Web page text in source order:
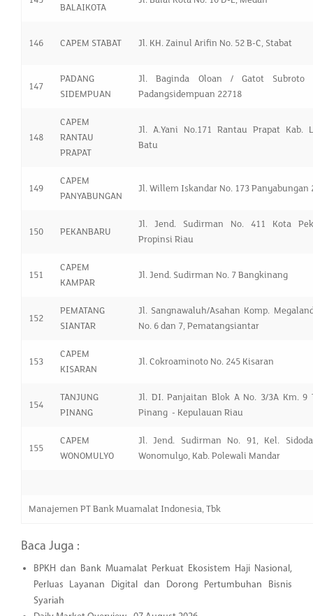
BALAIKOTA
146 CAPEM STABAT Jl. KH. Zainul Arifin No. 52 B-C, Stabat
147
PADANG
SIDEMPUAN
Jl. Baginda Oloan / Gatot Subroto
Padangsidempuan 22718
148
CAPEM
RANTAU
PRAPAT
Jl. A.Yani No.171 Rantau Prapat Kab.
Batu
149
CAPEM
PANYABUNGAN
Jl. Willem Iskandar No. 173 Panyabungan
150 PEKANBARU
Jl. Jend. Sudirman No. 411 Kota
Propinsi Riau
151
CAPEM
KAMPAR
Jl. Jend. Sudirman No. 7 Bangkinang
152
PEMATANG
SIANTAR
Jl. Sangnawaluh/Asahan Komp.
No. 6 dan 7, Pematangsiantar
153
CAPEM
KISARAN
Jl. Cokroaminoto No. 245 Kisaran
154
TANJUNG
PINANG
Jl. DI. Panjaitan Blok A No. 3/3A Km. 9
Pinang - Kepulauan Riau
155
CAPEM
WONOMULYO
Jl. Jend. Sudirman No. 91, Kel.
Wonomulyo, Kab. Polewali Mandar
Manajemen PT Bank Muamalat Indonesia, Tbk
Baca Juga :
BPKH dan Bank Muamalat Perkuat Ekosistem Haji Nasional,
Perluas Layanan Digital dan Dorong Pertumbuhan Bisnis
Syariah